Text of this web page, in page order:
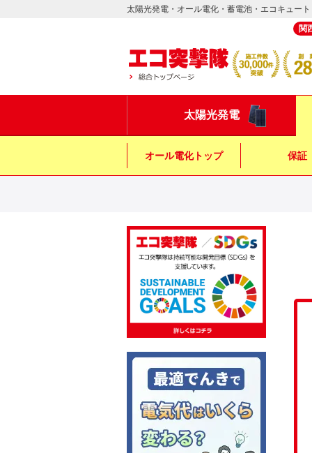
太陽光発電・オール電化・蓄電池・エコキュー
関
太陽光発電
オール電化トップ 保証